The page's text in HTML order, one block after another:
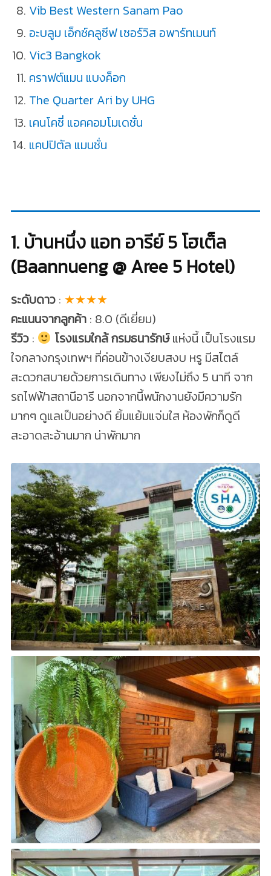
Vib Best Western Sanam Pao
อะบลูม เอ็กซ์คลูซีฟ เซอร์วิส อพาร์ทเมนท์
Vic3 Bangkok
คราฟต์แมน แบงค็อก
The Quarter Ari by UHG
เคนโคซี่ แอคคอมโมเดชั่น
แคปปิตัล แมนชั่น
1. บ้านหนึ่ง แอท อารีย์ 5 โฮเต็ล
(Baannueng @ Aree 5 Hotel)
ระดับดาว: ★★★★
คะแนนจากลูกค้า: 8.0 (ดีเยี่ยม)
รีวิว: โรงแรมใกล้ กรมธนารักษ์แห่งนี้ เป็นโรงแรม
ใจกลางกรุงเทพฯ ที่ค่อนข้างเงียบสงบ หรู มีสไตล์
สะดวกสบายด้วยการเดินทาง เพียงไม่ถึง 5 นาที จาก
รถไฟฟ้าสถานีอารี นอกจากนี้พนักงานยังมีความรัก
มากๆ ดูแลเป็นอย่างดี ยิ้มแย้มแจ่มใส ห้องพักก็ดูดี
สะอาดสะอ้านมาก น่าพักมาก